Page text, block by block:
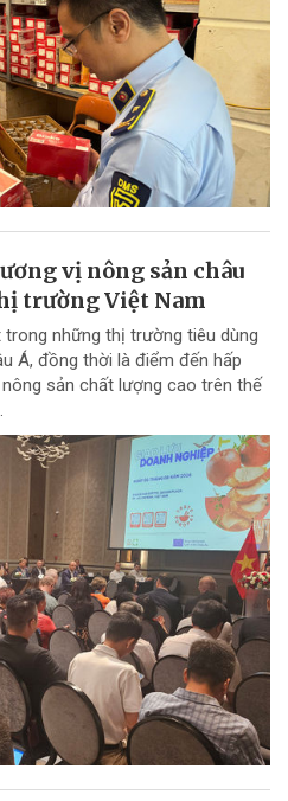
vị nông sản châu
trường Việt Nam
những thị trường tiêu dùng
Á, đồng thời là điểm đến hấp
sản chất lượng cao trên thế